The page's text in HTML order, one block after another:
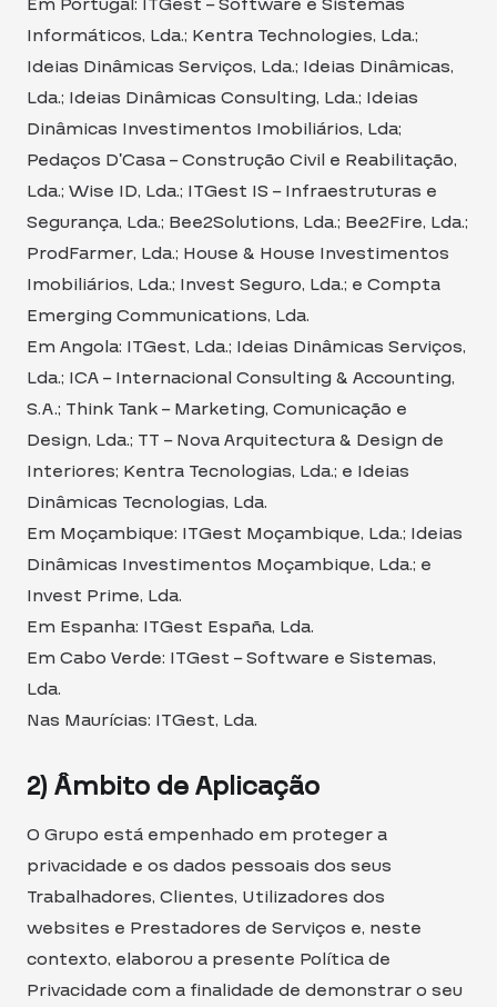
Informáticos, Lda.; Kentra Technologies, Lda.;
Ideias Dinâmicas Serviços, Lda.; Ideias Dinâmicas,
Lda.; Ideias Dinâmicas Consulting, Lda.; Ideias
Dinâmicas Investimentos Imobiliários, Lda;
Pedaços D’Casa – Construção Civil e Reabilitação,
Lda.; Wise ID, Lda.; ITGest IS – Infraestruturas e
Segurança, Lda.; Bee2Solutions, Lda.; Bee2Fire, Lda.;
ProdFarmer, Lda.; House & House Investimentos
Imobiliários, Lda.; Invest Seguro, Lda.; e Compta
Emerging Communications, Lda.
Em Angola: ITGest, Lda.; Ideias Dinâmicas Serviços,
Lda.; ICA – Internacional Consulting & Accounting,
S.A.; Think Tank – Marketing, Comunicação e
Design, Lda.; TT – Nova Arquitectura & Design de
Interiores; Kentra Tecnologias, Lda.; e Ideias
Dinâmicas Tecnologias, Lda.
Em Moçambique: ITGest Moçambique, Lda.; Ideias
Dinâmicas Investimentos Moçambique, Lda.; e
Invest Prime, Lda.
Em Espanha: ITGest España, Lda.
Em Cabo Verde: ITGest – Software e Sistemas,
Lda.
Nas Maurícias: ITGest, Lda.
2) Âmbito de Aplicação
O Grupo está empenhado em proteger a
privacidade e os dados pessoais dos seus
Trabalhadores, Clientes, Utilizadores dos
websites e Prestadores de Serviços e, neste
contexto, elaborou a presente Política de
Privacidade com a finalidade de demonstrar o seu